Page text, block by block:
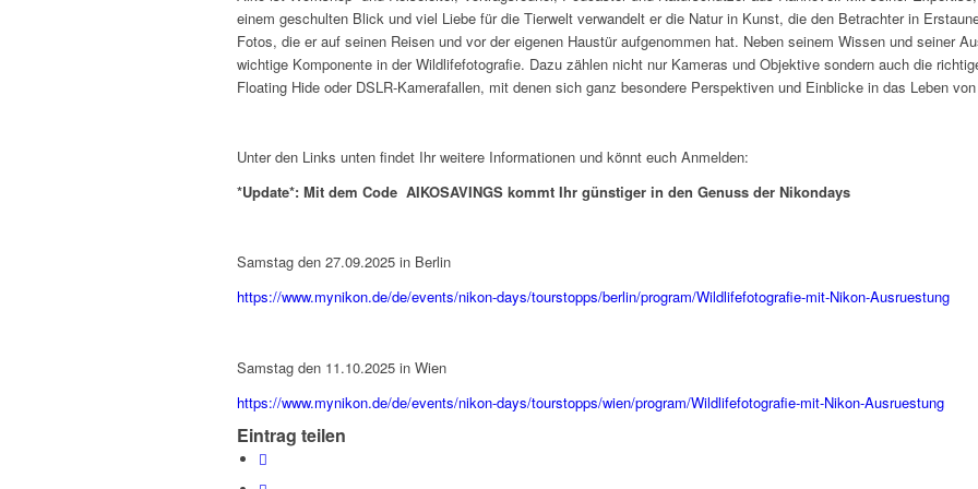
einem geschulten Blick und viel Liebe für die Tierwelt verwandelt er die Natur in Kunst, die den Betrachter in
Fotos, die er auf seinen Reisen und vor der eigenen Haustür aufgenommen hat. Neben seinem Wissen und seiner
wichtige Komponente in der Wildlifefotografie. Dazu zählen nicht nur Kameras und Objektive sondern auch die
Floating Hide oder DSLR-Kamerafallen, mit denen sich ganz besondere Perspektiven und Einblicke in das Leben
Unter den Links unten findet Ihr weitere Informationen und könnt euch Anmelden:
*Update*: Mit dem Code AIKOSAVINGS kommt Ihr günstiger in den Genuss der Nikondays
Samstag den 27.09.2025 in Berlin
https://www.mynikon.de/de/events/nikon-days/tourstopps/berlin/program/Wildlifefotografie-mit-Nikon-Ausruestung
Samstag den 11.10.2025 in Wien
https://www.mynikon.de/de/events/nikon-days/tourstopps/wien/program/Wildlifefotografie-mit-Nikon-Ausruestung
Eintrag teilen